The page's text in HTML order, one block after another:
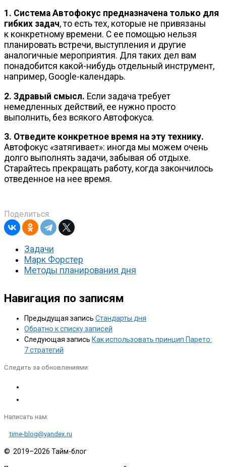
1. Система Автофокус предназначена только для
гибких задач, то есть тех, которые не привязаны
к конкретному времени. С ее помощью нельзя
планировать встречи, выступления и другие
аналогичные мероприятия. Для таких дел вам
понадобится какой-нибудь отдельный инструмент,
например, Google-календарь.
2. Здравый смысл. Если задача требует
немедленных действий, ее нужно просто
выполнить, без всякого Автофокуса.
3. Отведите конкретное время на эту технику.
Автофокус «затягивает»: иногда мы можем очень
долго выполнять задачи, забывая об отдыхе.
Старайтесь прекращать работу, когда закончилось
отведенное на нее время.
Поделиться:
Задачи
Марк Форстер
Методы планирования дня
Навигация по записям
Предыдущая запись Стандарты дня
Обратно к списку записей
Следующая запись Как использовать принцип Парето:
7 стратегий
Следить за обновлениями:
Написать нам:
time-blog@yandex.ru
© 2019–2026 Тайм-блог